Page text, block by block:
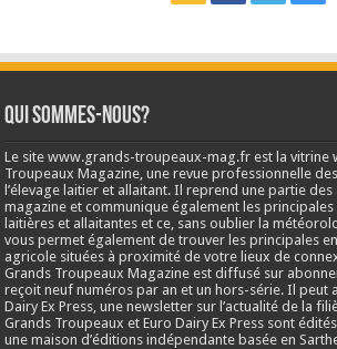
Qui sommes-nous?
Le site www.grands-troupeaux-mag.fr est la vitrine
Troupeaux Magazine, une revue professionnelle
l’élevage laitier et allaitant. Il reprend une partie
magazine et communique également les
laitières et allaitantes et ce, sans oublier la
vous permet également de trouver les principales
agricole situées à proximité de votre lieux de
Grands Troupeaux Magazine est diffusé sur
reçoit neuf numéros par an et un hors-série. Il peut
Dairy Ex Press, une newsletter sur l’actualité de la
Grands Troupeaux et Euro Dairy Ex Press sont édités
une maison d’éditions indépendante basée en